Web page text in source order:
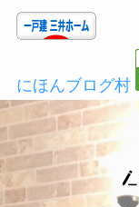
にほんブログ村